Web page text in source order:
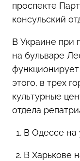
проспекте
консульский
В Украине при
на бульваре
функционирует
этого, в трех
культурные
отдела
В Одессе на
В Харькове